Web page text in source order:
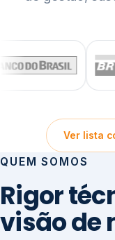
Ver lista
QUEM SOMOS
Rigor
visão de